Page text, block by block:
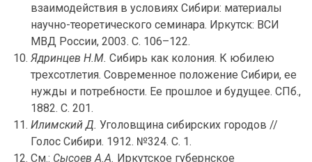
взаимодействия в условиях Сибири: материалы
научно-теоретического семинара. Иркутск: ВСИ
МВД России, 2003. С. 106–122.
Ядринцев Н.М. Сибирь как колония. К юбилею
трехсотлетия. Современное положение Сибири, ее
нужды и потребности. Ее прошлое и будущее. СПб.,
1882. С. 201.
Илимский Д. Уголовщина сибирских городов //
Голос Сибири. 1912. №324. С. 1.
См.: Сысоев А.А. Иркутское губернское